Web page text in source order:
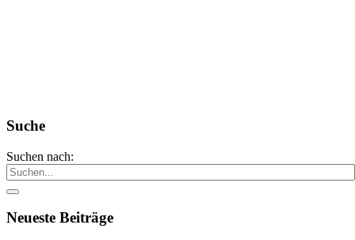
Suche
Suchen nach:
Neueste Beiträge